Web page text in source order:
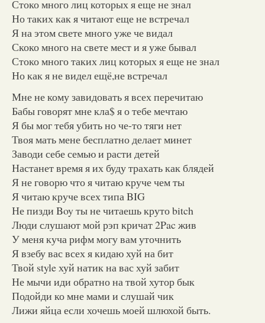
Стоко много лиц которых я еще не знал
Но таких как я читают еще не встречал
Я на этом свете много уже че видал
Скоко много на свете мест и я уже бывал
Стоко много таких лиц которых я еще не знал
Но как я не видел ещё,не встречал
Мне не кому завидовать я всех перечитаю
Бабы говорят мне кла$ я о тебе мечтаю
Я бы мог тебя убить но че-то тяги нет
Твоя мать мене бесплатно делает минет
Заводи себе семью и расти детей
Настанет время я их буду трахать как блядей
Я не говорю что я читаю круче чем ты
Я читаю круче всех типа BIG
Не пизди Boy ты не читаешь круто bitch
Люди слушают мой рэп кричат 2Pac жив
У меня куча рифм могу вам уточнить
Я взебу вас всех я кидаю хуй на бит
Твой style хуй натик на вас хуй забит
Не мычи иди обратно на твой хутор бык
Подойди ко мне мами и слушай чик
Лижи яйца если хочешь моей шлюхой быть.